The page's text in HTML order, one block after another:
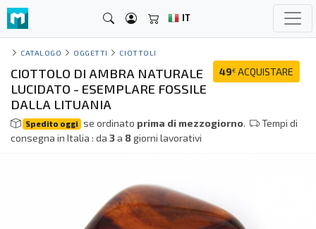
IT
CATALOGO OGGETTI CIOTTOLI
49€ ACQUISTARE
CIOTTOLO DI AMBRA NATURALE
LUCIDATO - ESEMPLARE FOSSILE
DALLA LITUANIA
Spedito oggi se ordinato prima di mezzogiorno.
Tempi di
consegna in Italia : da 3a 8giorni lavorativi